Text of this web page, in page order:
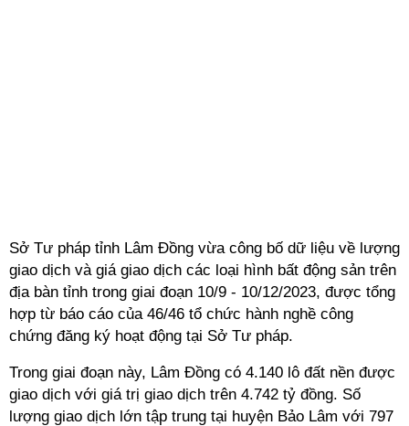
Sở Tư pháp tỉnh Lâm Đồng vừa công bố dữ liệu về lượng
giao dịch và giá giao dịch các loại hình bất động sản trên
địa bàn tỉnh trong giai đoạn 10/9 - 10/12/2023, được tổng
hợp từ báo cáo của 46/46 tổ chức hành nghề công
chứng đăng ký hoạt động tại Sở Tư pháp.
Trong giai đoạn này, Lâm Đồng có 4.140 lô đất nền được
giao dịch với giá trị giao dịch trên 4.742 tỷ đồng. Số
lượng giao dịch lớn tập trung tại huyện Bảo Lâm với 797